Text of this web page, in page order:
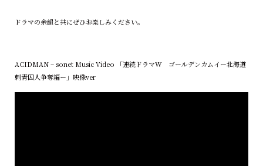
ドラマの余韻と共にぜひお楽しみください。
ACIDMAN – sonet Music Video 「連続ドラマW ゴールデンカムイー北海道
刺青囚人争奪編ー」映像ver